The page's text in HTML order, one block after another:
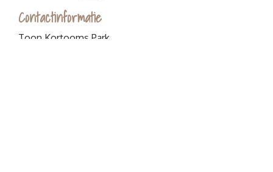
Contactinformatie
Toon Kortooms Park